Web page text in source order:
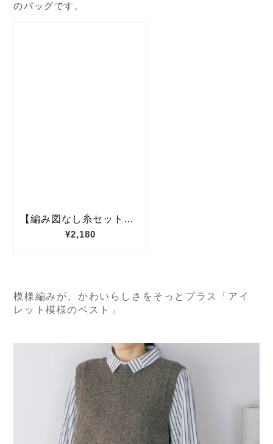
のバッグです。
模様編みが、かわいらしさをそっとプラス「アイ
レット模様のベスト」